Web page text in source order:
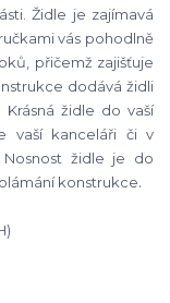
Židle je zajímavá
vás pohodlně
přičemž zajišťuje
dodává židli
židle do vaší
vaší kanceláři či v
Nosnost židle je do
konstrukce.